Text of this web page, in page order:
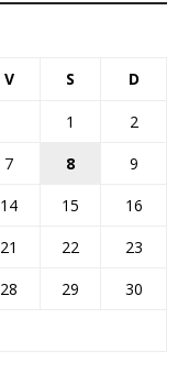
V S D
1
2
7 8
9
14 15
16
21 22
23
28 29
30